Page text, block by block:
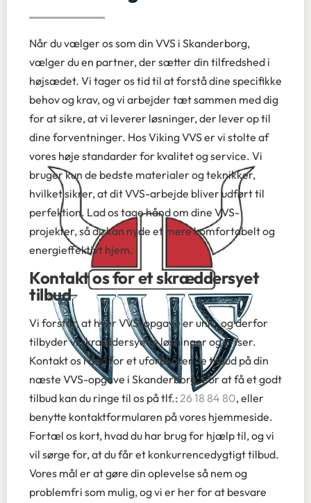
Når du vælger os som din VVS i Skanderborg,
vælger du en partner, der sætter din tilfredshed i
højsædet. Vi tager os tid til at forstå dine specifikke
behov og krav, og vi arbejder tæt sammen med dig
for at sikre, at vi leverer løsninger, der lever op til
dine forventninger. Hos Viking VVS er vi stolte af
vores høje standarder for kvalitet og service. Vi
bruger kun de bedste materialer og teknikker,
hvilket sikrer, at dit VVS-arbejde bliver udført til
perfektion. Lad os tage hånd om dine VVS-
projekter, så du kan nyde et mere komfortabelt og
energieffektivt hjem.
Kontakt os for et skræddersyet
tilbud
Vi forstår, at hver VVS-opgave er unik, og derfor
tilbyder vi skræddersyede løsninger og priser.
Kontakt os i dag for et uforpligtende tilbud på din
næste VVS-opgave i Skanderborg. For at få et godt
tilbud kan du ringe til os på tlf.: 26 18 84 80, eller
benytte kontaktformularen på vores hjemmeside.
Fortæl os kort, hvad du har brug for hjælp til, og vi
vil sørge for, at du får et konkurrencedygtigt tilbud.
Vores mål er at gøre din oplevelse så nem og
problemfri som mulig, og vi er her for at besvare